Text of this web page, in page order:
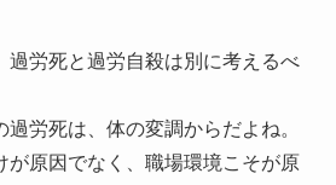
過労死と過労自殺は別に考えるべ
労死は、体の変調からだよね。
が原因でなく、職場環境こそが原